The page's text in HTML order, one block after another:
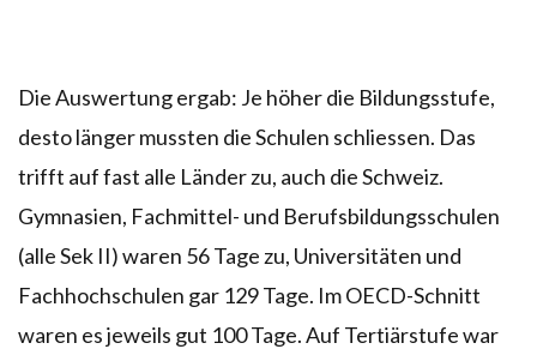
Die Auswertung ergab: Je höher die Bildungsstufe,
desto länger mussten die Schulen schliessen. Das
trifft auf fast alle Länder zu, auch die Schweiz.
Gymnasien, Fachmittel- und Berufsbildungsschulen
(alle Sek II) waren 56 Tage zu, Universitäten und
Fachhochschulen gar 129 Tage. Im OECD-Schnitt
waren es jeweils gut 100 Tage. Auf Tertiärstufe war